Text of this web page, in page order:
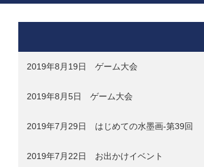
2019年8月19日 ゲーム大会
2019年8月5日 ゲーム大会
2019年7月29日 はじめての水墨画-第39回
2019年7月22日 お出かけイベント